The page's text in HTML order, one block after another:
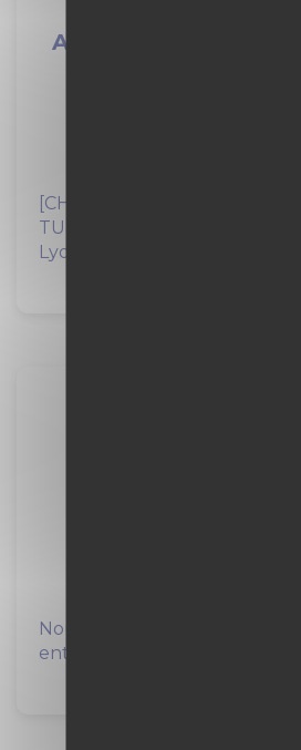
Alternance
[CHANTIER TUNNEL
TURIN]Dans le cadre de la
Lyon-Turin, tunnel...
Nous sommes… Auchan
entreprise de distribution de